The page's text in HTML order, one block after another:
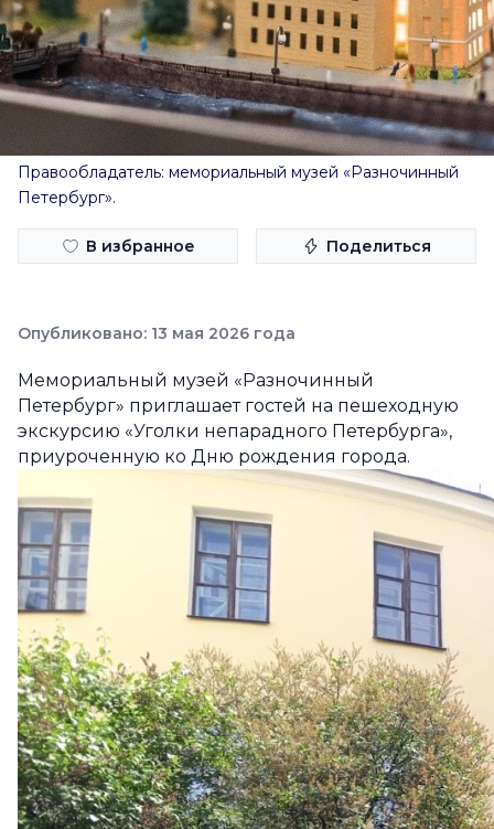
Правообладатель: мемориальный музей «Разночинный
Петербург».
В избранное Поделиться
Опубликовано: 13 мая 2026 года
Мемориальный музей «Разночинный
Петербург» приглашает гостей на пешеходную
экскурсию «Уголки непарадного Петербурга»,
приуроченную ко Дню рождения города.